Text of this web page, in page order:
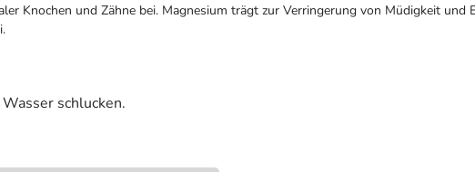
Knochen und Zähne bei. Magnesium trägt zur Verringerung von Müdigkeit
schlucken.